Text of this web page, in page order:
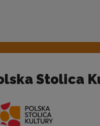
Kultury
Stolica